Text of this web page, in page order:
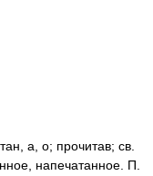
а, о; прочитав; св.
напечатанное. П.